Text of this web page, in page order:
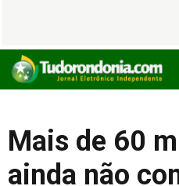
Mais de 60
ainda não